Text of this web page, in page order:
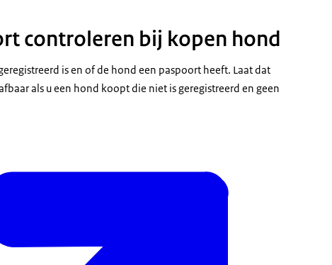
controleren bij kopen hond
is en of de hond een paspoort heeft. Laat dat
als u een hond koopt die niet is geregistreerd en geen